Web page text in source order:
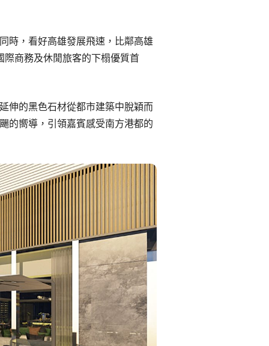
時，看好高雄發展飛速，比鄰高雄
商務及休閒旅客的下榻優質首
伸的黑色石材從都市建築中脫穎而
的嚮導，引領嘉賓感受南方港都的